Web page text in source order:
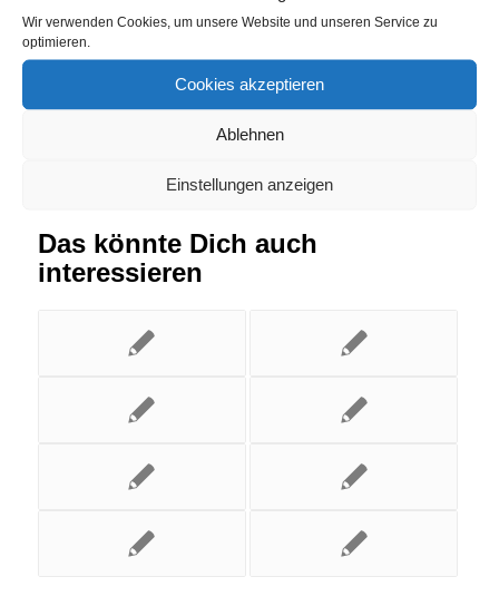
Wir verwenden Cookies, um unsere Website und unseren Service zu
optimieren.
Cookies akzeptieren
Ablehnen
Einstellungen anzeigen
Eintrag teilen
Das könnte Dich auch
interessieren